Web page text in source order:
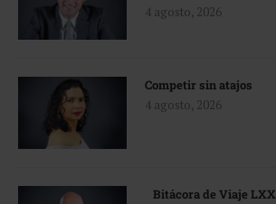
4 agosto, 2026
Competir sin atajos
4 agosto, 2026
Bitácora de Viaje LXX